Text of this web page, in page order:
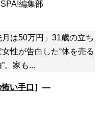
月は50万円」31歳の立ち
女性が告白した“体を売る
。家も...
い手口 ］―